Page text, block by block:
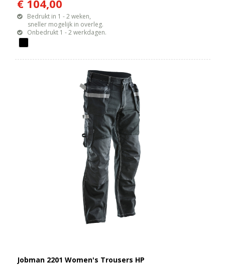
€ 104,00
Bedrukt in 1 - 2 weken,
sneller mogelijk in overleg.
Onbedrukt 1 - 2 werkdagen.
Jobman 2201 Women's Trousers HP